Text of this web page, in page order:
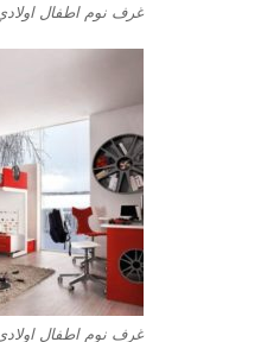
غرف نوم اطفال
غرف نوم اطفال